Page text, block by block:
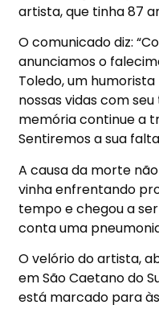
artista, que tinha 87
O comunicado diz:
anunciamos o
Toledo, um
nossas vidas com
memória continue a
Sentiremos a sua
A causa da morte
vinha enfrentando
tempo e chegou a
conta uma
O velório do artista,
em São Caetano do
está marcado para às